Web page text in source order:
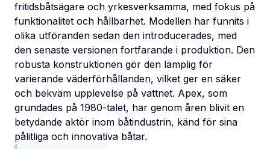
fritidsbåtsägare och yrkesverksamma, med fokus på
funktionalitet och hållbarhet. Modellen har funnits i
olika utföranden sedan den introducerades, med
den senaste versionen fortfarande i produktion. Den
robusta konstruktionen gör den lämplig för
varierande väderförhållanden, vilket ger en säker
och bekväm upplevelse på vattnet. Apex, som
grundades på 1980-talet, har genom åren blivit en
betydande aktör inom båtindustrin, känd för sina
pålitliga och innovativa båtar.